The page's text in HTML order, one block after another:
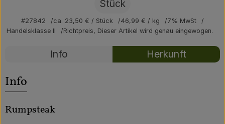
Community
Stück
#27842 ca. 23,50 € / Stück 46,99 € / kg
7% MwSt
Handelsklasse II
Richtpreis, Dieser Artikel wird genau eingewogen.
Rezepte
Info Herkunft
Info
Rumpsteak